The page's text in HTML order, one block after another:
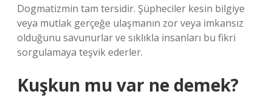
Dogmatizmin tam tersidir. Şüpheciler kesin bilgiye
veya mutlak gerçeğe ulaşmanın zor veya imkansız
olduğunu savunurlar ve sıklıkla insanları bu fikri
sorgulamaya teşvik ederler.
Kuşkun mu var ne demek?